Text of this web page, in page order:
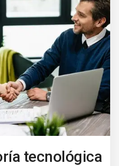
tecnológica